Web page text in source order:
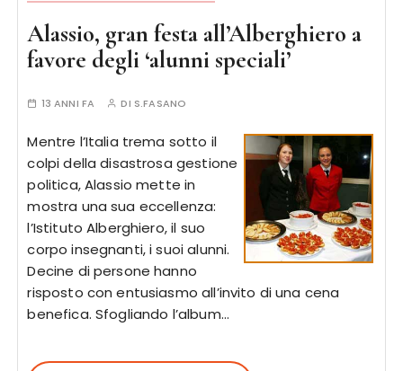
Alassio, gran festa all’Alberghiero a
favore degli ‘alunni speciali’
13 ANNI FA DI S.FASANO
Mentre l’Italia trema sotto il
colpi della disastrosa gestione
politica, Alassio mette in
mostra una sua eccellenza:
l’Istituto Alberghiero, il suo
corpo insegnanti, i suoi alunni.
Decine di persone hanno
risposto con entusiasmo all’invito di una cena
benefica. Sfogliando l’album…